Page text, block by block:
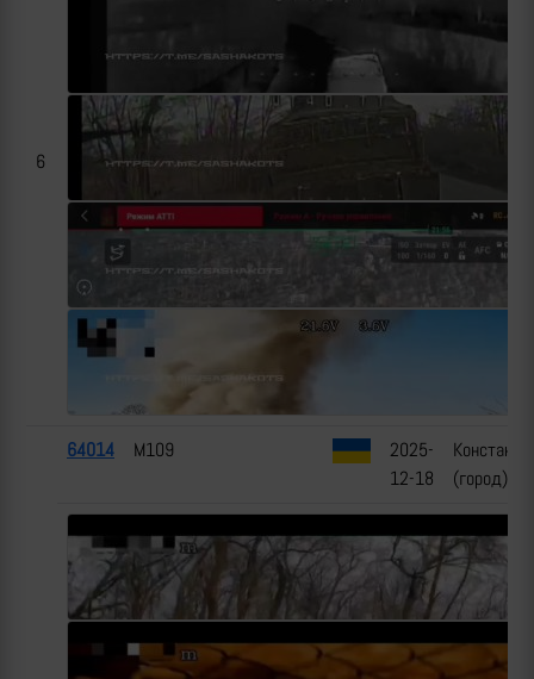
6
64014 M109
2025-
12-18
(город),